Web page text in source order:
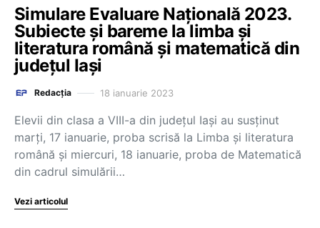
Simulare Evaluare Națională 2023.
Subiecte și bareme la limba și
literatura română și matematică din
județul Iași
Redacția 18 ianuarie 2023
Elevii din clasa a VIII-a din județul Iași au susținut
marți, 17 ianuarie, proba scrisă la Limba și literatura
română și miercuri, 18 ianuarie, proba de Matematică
din cadrul simulării…
Vezi articolul